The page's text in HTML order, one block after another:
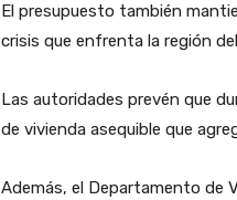
El presupuesto también
crisis que enfrenta la región
Las autoridades prevén que
de vivienda asequible que
Además, el Departamento de